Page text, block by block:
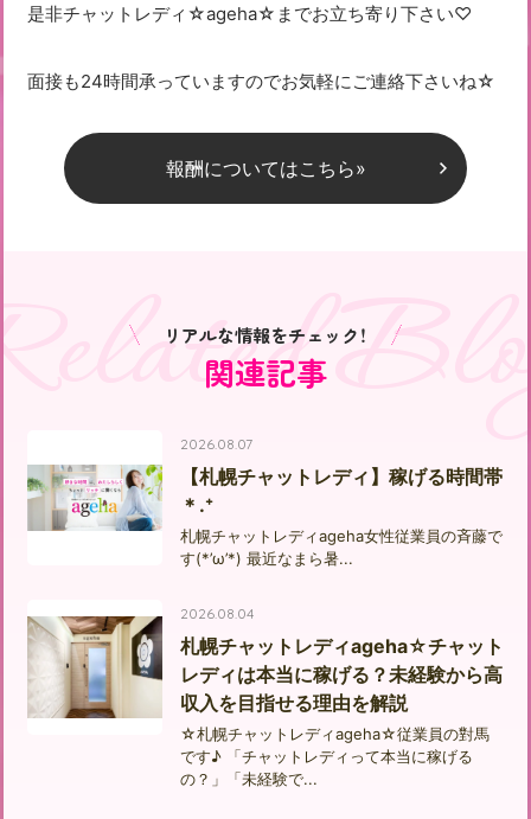
是非チャットレディ☆ageha☆までお立ち寄り下さい♡
面接も24時間承っていますのでお気軽にご連絡下さいね☆
報酬についてはこちら»
関連記事
リアルな情報をチェック！
2026.08.07
【札幌チャットレディ】稼げる時間帯
＊.⁺
札幌チャットレディageha女性従業員の斉藤で
す(*’ω’*) 最近なまら暑...
2026.08.04
札幌チャットレディageha☆チャット
レディは本当に稼げる？未経験から高
収入を目指せる理由を解説
☆札幌チャットレディageha☆従業員の對馬
です♪ 「チャットレディって本当に稼げる
の？」「未経験で...